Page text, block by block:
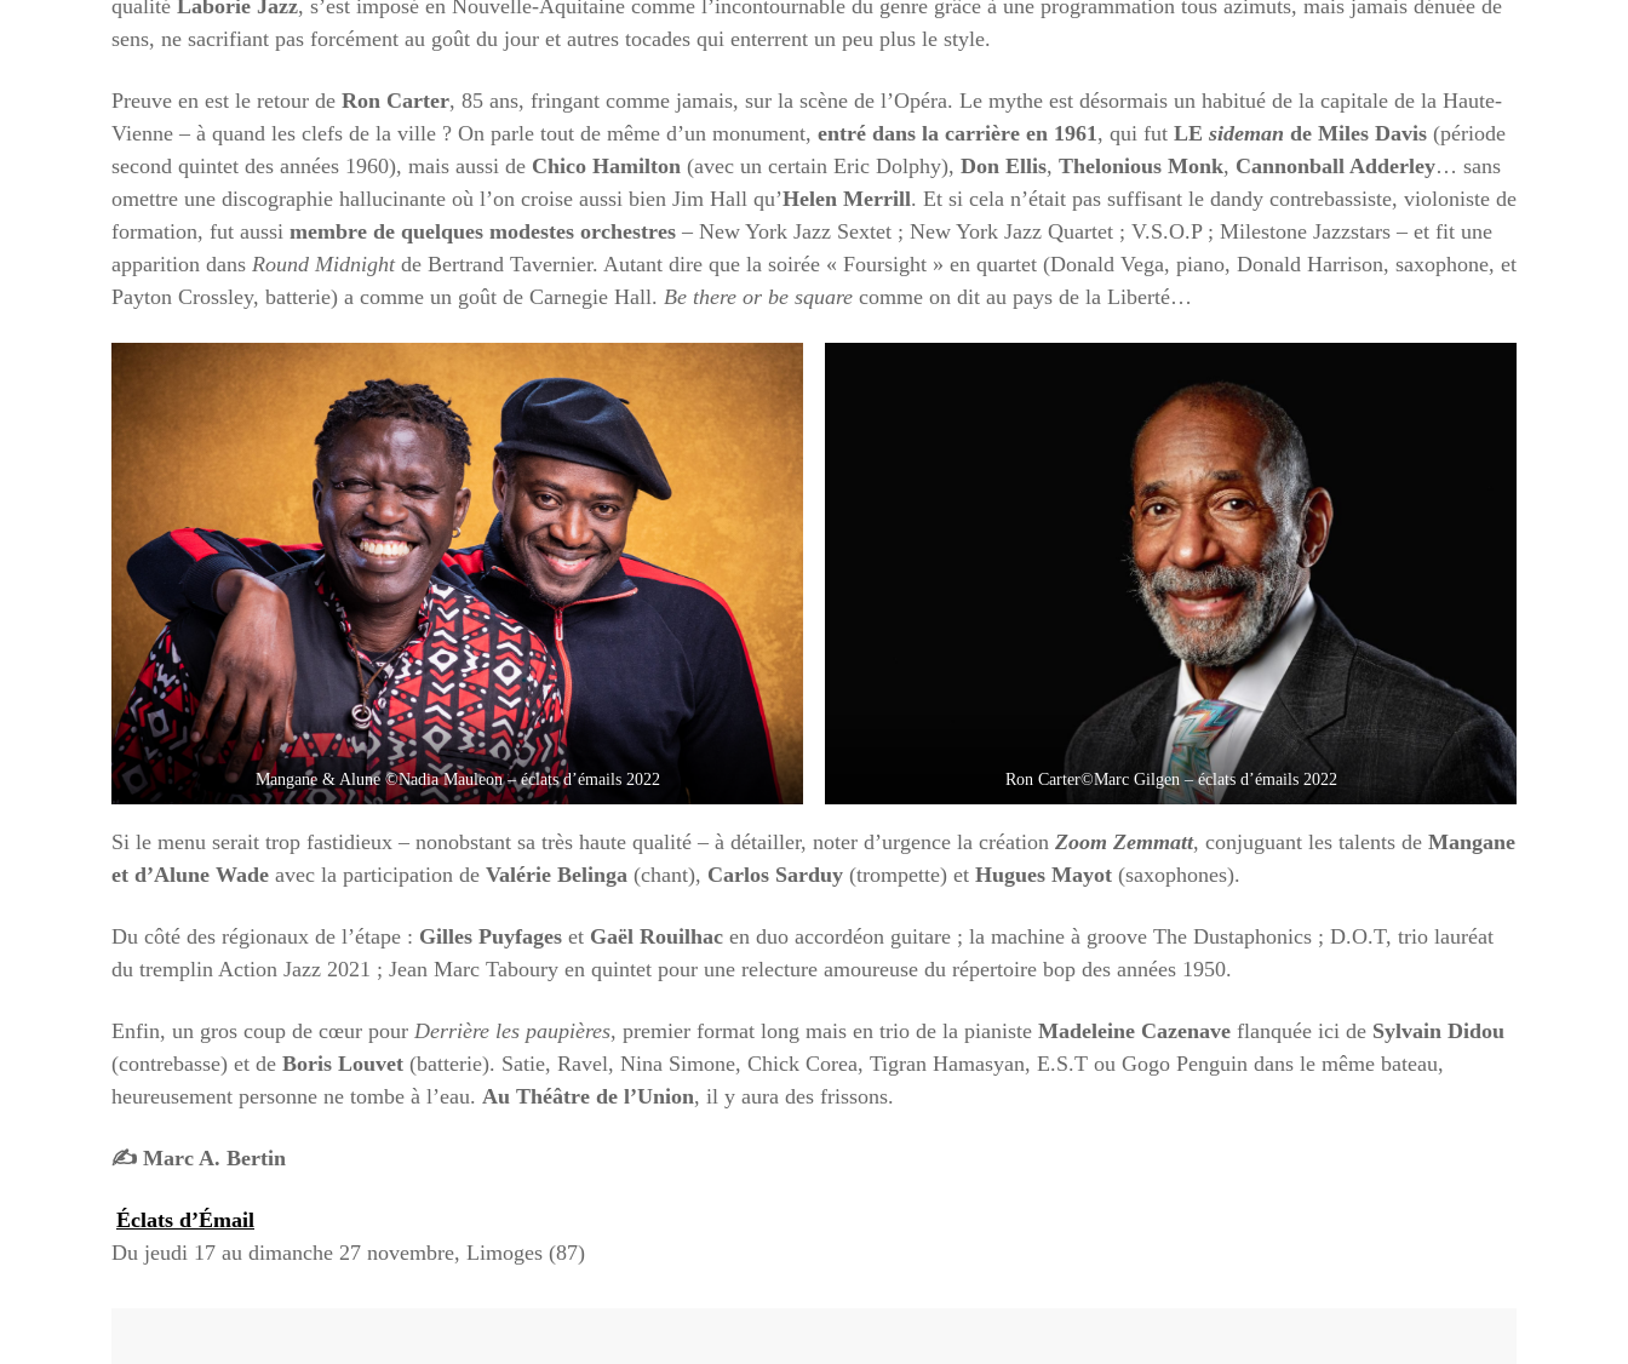
qualité Laborie Jazz, s’est imposé en Nouvelle-Aquitaine comme l’incontournable du genre grâce à une programmation tous azimuts, mais jamais dénuée de
sens, ne sacrifiant pas forcément au goût du jour et autres tocades qui enterrent un peu plus le style.
Preuve en est le retour de Ron Carter, 85 ans, fringant comme jamais, sur la scène de l’Opéra. Le mythe est désormais un habitué de la capitale de la Haute-
Vienne – à quand les clefs de la ville ? On parle tout de même d’un monument, entré dans la carrière en 1961, qui fut LE sideman de Miles Davis (période
second quintet des années 1960), mais aussi de Chico Hamilton (avec un certain Eric Dolphy), Don Ellis, Thelonious Monk, Cannonball Adderley… sans
omettre une discographie hallucinante où l’on croise aussi bien Jim Hall qu’Helen Merrill. Et si cela n’était pas suffisant le dandy contrebassiste, violoniste de
formation, fut aussi membre de quelques modestes orchestres – New York Jazz Sextet ; New York Jazz Quartet ; V.S.O.P ; Milestone Jazzstars – et fit une
apparition dans Round Midnight de Bertrand Tavernier. Autant dire que la soirée « Foursight » en quartet (Donald Vega, piano, Donald Harrison, saxophone, et
Payton Crossley, batterie) a comme un goût de Carnegie Hall. Be there or be square comme on dit au pays de la Liberté…
Mangane & Alune ©Nadia Mauleon – éclats d’émails 2022 Ron Carter©Marc Gilgen – éclats d’émails 2022
Si le menu serait trop fastidieux – nonobstant sa très haute qualité – à détailler, noter d’urgence la création Zoom Zemmatt, conjuguant les talents de Mangane
et d’Alune Wade avec la participation de Valérie Belinga (chant), Carlos Sarduy (trompette) et Hugues Mayot (saxophones).
Du côté des régionaux de l’étape : Gilles Puyfages et Gaël Rouilhac en duo accordéon guitare ; la machine à groove The Dustaphonics ; D.O.T, trio lauréat
du tremplin Action Jazz 2021 ; Jean Marc Taboury en quintet pour une relecture amoureuse du répertoire bop des années 1950.
Enfin, un gros coup de cœur pour Derrière les paupières, premier format long mais en trio de la pianiste Madeleine Cazenave flanquée ici de Sylvain Didou
(contrebasse) et de Boris Louvet (batterie). Satie, Ravel, Nina Simone, Chick Corea, Tigran Hamasyan, E.S.T ou Gogo Penguin dans le même bateau,
heureusement personne ne tombe à l’eau. Au Théâtre de l’Union, il y aura des frissons.
✍️ Marc A. Bertin
Éclats d’Émail
Du jeudi 17 au dimanche 27 novembre, Limoges (87)